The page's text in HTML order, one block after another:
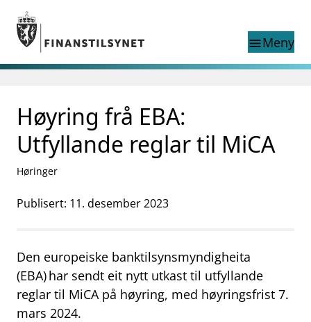
Gå til hovedinnhold
Gå til søkesiden
menuMeny
nettstedet
language
English
exist in English
English home page
Tilsyn
Aktuelt
Finanstilsynets registre
businessOm Finanstilsynet
mail_outlineKontakt oss
Høyring frå EBA:
Utfyllande reglar til MiCA
Høringer
Publisert: 11. desember 2023
Den europeiske banktilsynsmyndigheita
(EBA) har sendt eit nytt utkast til utfyllande
reglar til MiCA på høyring, med høyringsfrist 7.
mars 2024.